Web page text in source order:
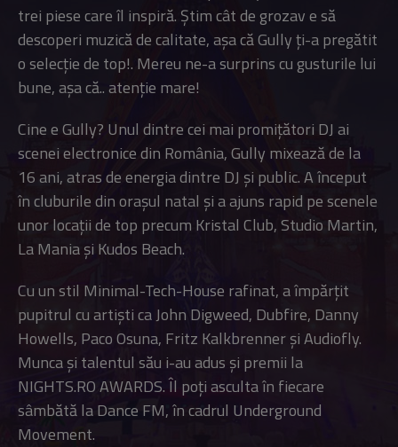
trei piese care îl inspiră. Știm cât de grozav e să
descoperi muzică de calitate, așa că Gully ți-a pregătit
o selecție de top!. Mereu ne-a surprins cu gusturile lui
bune, așa că.. atenție mare!
Cine e Gully? Unul dintre cei mai promițători DJ ai
scenei electronice din România, Gully mixează de la
16 ani, atras de energia dintre DJ și public. A început
în cluburile din orașul natal și a ajuns rapid pe scenele
unor locații de top precum Kristal Club, Studio Martin,
La Mania și Kudos Beach.
Cu un stil Minimal-Tech-House rafinat, a împărțit
pupitrul cu artiști ca John Digweed, Dubfire, Danny
Howells, Paco Osuna, Fritz Kalkbrenner și Audiofly.
Munca și talentul său i-au adus și premii la
NIGHTS.RO AWARDS. Îl poți asculta în fiecare
sâmbătă la Dance FM, în cadrul Underground
Movement.